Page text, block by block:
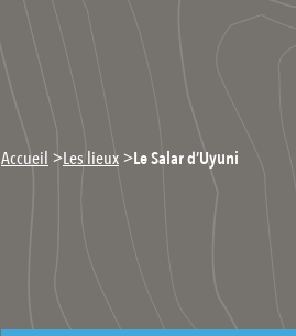
Accueil >Les lieux>Le Salar d’Uyuni